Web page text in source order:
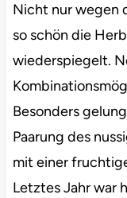
Nicht nur wegen
so schön die
wiederspiegelt.
Besonders
Paarung des
mit einer
Letztes Jahr war